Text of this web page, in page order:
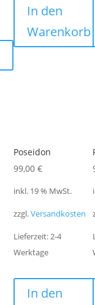
In den
Warenkorb
Poseidon
99,00 €
inkl. 19 % MwSt.
zzgl.Versandkosten
Lieferzeit:2-4
Werktage
In den